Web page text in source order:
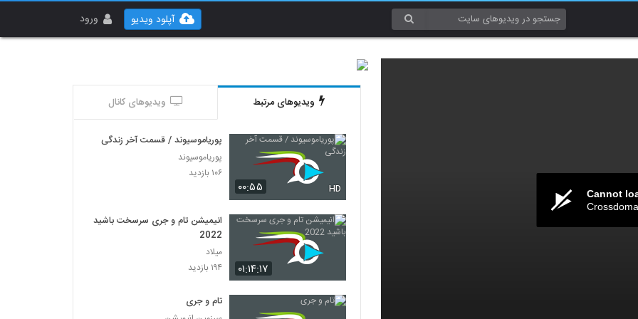
ورود آپلود ویدیو
Cannot
ویدیوهای مرتبط ویدیوهای کانال
۰۰:۵۵ HD
پوریاموسیوند / قسمت آخر زندگی
پوریاموسیوند
۱۰۶ بازدید
۰۱:۱۴:۱۷
انیمیشن تام و جری سرسخت باشید
2022
میلاد
۱۹۴ بازدید
تام و جری